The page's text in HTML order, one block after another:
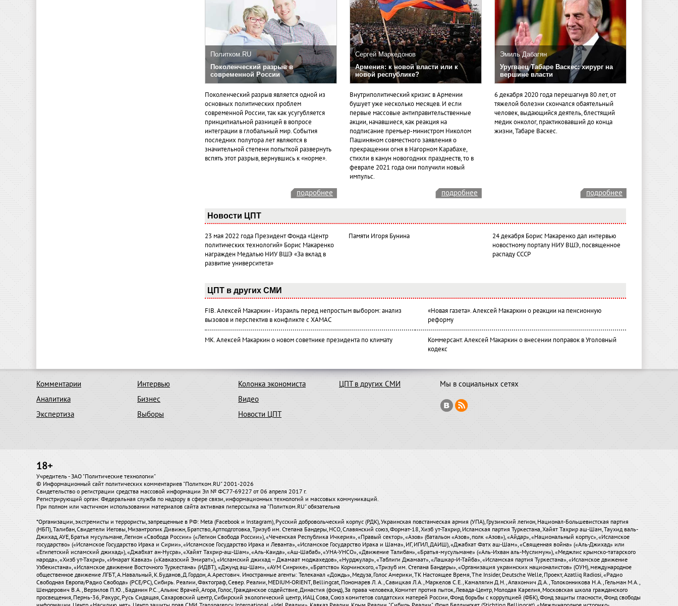
Политком.RU
Поколенческий разрыв в
современной России
Поколенческий разрыв является одной из
основных политических проблем
современной России, так как усугубляется
принципиальной разницей в вопросе
интеграции в глобальный мир. События
последних полутора лет являются в
значительной степени попыткой развернуть
вспять этот разрыв, вернувшись к «норме».
Сергей Маркедонов
Армения: к новой власти или к
новой республике?
Внутриполитический кризис в Армении
бушует уже несколько месяцев. И если
первые массовые антиправительственные
акции, начавшиеся, как реакция на
подписание премьер-министром Николом
Пашиняном совместного заявления о
прекращении огня в Нагорном Карабахе,
стихли в канун новогодних празднеств, то в
феврале 2021 года они получили новый
импульс.
Эмиль Дабагян
Уругваец Табаре Васкес: хирург на
вершине власти
6 декабря 2020 года перешагнув 80 лет, от
тяжелой болезни скончался обаятельный
человек, выдающийся деятель, блестящий
медик онколог, практиковавший до конца
жизни, Табаре Васкес.
подробнее подробнее подробнее
Новости ЦПТ
23 мая 2022 года Президент Фонда «Центр
политических технологий» Борис Макаренко
награжден Медалью НИУ ВШЭ «За вклад в
развитие университета»
Памяти Игоря Бунина
24 декабря Борис Макаренко дал интервью
новостному порталу НИУ ВШЭ, посвященное
распаду СССР
ЦПТ в других СМИ
FIB. Алексей Макаркин - Израиль перед непростым выбором: анализ
вызовов и перспектив в конфликте с ХАМАС
«Новая газета». Алексей Макаркин о реакции на пенсионную
реформу
МК. Алексей Макаркин о новом советнике президента по климату
Коммерсант. Алексей Макаркин о внесении поправок в Уголовный
кодекс
Комментарии
Аналитика
Экспертиза
Интервью
Бизнес
Выборы
Колонка экономиста
Видео
Новости ЦПТ
ЦПТ в других СМИ Мы в социальных сетях
18+
Учредитель - ЗАО "Политические технологии"
© Информационный сайт политических комментариев "Политком.RU" 2001-2026
Свидетельство о регистрации средства массовой информации Эл № ФС77-69227 от 06 апреля 2017 г.
Регистрирующий орган: Федеральная служба по надзору в сфере связи, информационных технологий и массовых коммуникаций.
При полном или частичном использовании материалов сайта активная гиперссылка на "Политком.RU" обязательна
*Организации, экстремисты и террористы, запрещенные в РФ: Meta (Facebook и Instagram), Русский добровольческий корпус (РДК), Украинская повстанческая армия (УПА), Грузинский легион, Национал-Большевистская партия
(НБП), Талибан, Свидетели Иеговы, Мизантропик Дивижн, Братство, Артподготовка, Тризуб им. Степана Бандеры, НСО, Славянский союз, Формат-18, Хизб ут-Тахрир, Исламская партия Туркестана, Хайят Тахрир аш-Шам, Таухид валь-
Джихад, АУЕ, Братья мусульмане, Легион «Свобода России» («Легион Свобода России»), «Чеченская Республика Ичкерия», «Правый сектор», «Азов» (батальон «Азов», полк «Азов»), «Айдар», «Национальный корпус», «Исламское
государство» («Исламское Государство Ирака и Сирии», «Исламское Государство Ирака и Леванта», «Исламское Государство Ирака и Шама», ИГ, ИГИЛ, ДАИШ), «Джабхат Фатх аш-Шам», «Священная война» («Аль-Джихад» или
«Египетский исламский джихад»), «Джабхат ан-Нусра», «Хайят Тахрир-аш-Шам», «Аль-Каида», «Аш-Шабаб», «УНА-УНСО», «Движение Талибан», «Братья-мусульмане» («Аль-Ихван аль-Муслимун»), «Меджлис крымско-татарского
народа», «Хизб ут-Тахрир», «Имарат Кавказ» («Кавказский Эмират»), «Исламский джихад – Джамаат моджахедов», «Нурджулар», «Таблиги Джамаат», «Лашкар-И-Тайба», «Исламская партия Туркестана», «Исламское движение
Узбекистана», «Исламское движение Восточного Туркестана» (ИДВТ), «Джунд аш-Шам», «АУМ Синрике», «Братство» Корчинского, «Тризуб им. Степана Бандеры», «Организация украинских националистов» (ОУН), международное
общественное движение ЛГБТ, А.Навальный, К.Буданов, Д.Гордон, А.Арестович. Иностранные агенты: Телеканал «Дождь», Медуза, Голос Америки, ТК Настоящее Время, The Insider, Deutsche Welle, Проект, Azatliq Radiosi, «Радио
Свободная Европа/Радио Свобода» (PCE/PC), Сибирь. Реалии, Фактограф, Север. Реалии, MEDIUM-ORIENT, Bellingcat, Пономарев Л. А., Савицкая Л.А., Маркелов С.Е., Камалягин Д.Н., Апахончич Д.А., Толоконникова Н.А., Гельман М.А.,
Шендерович В.А., Верзилов П.Ю., Баданин Р.С., Альянс Врачей, Агора, Голос, Гражданское содействие, Династия (фонд), За права человека, Комитет против пыток, Левада-Центр, Молодая Карелия, Московская школа гражданского
просвещения, Пермь-36, Ракурс, Русь Сидящая, Сахаровский центр, Сибирский экологический центр, ИАЦ Сова, Союз комитетов солдатских матерей России, Фонд борьбы с коррупцией (ФБК), Фонд защиты гласности, Фонд свободы